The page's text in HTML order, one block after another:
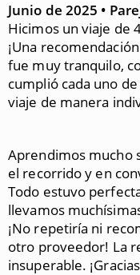
Junio de 2025 •
Hicimos un viaje de
¡Una
fue muy tranquilo,
cumplió cada uno
viaje de manera
Aprendimos mucho
el recorrido y en
Todo estuvo
llevamos
¡No repetiría ni
otro proveedor! La
insuperable.